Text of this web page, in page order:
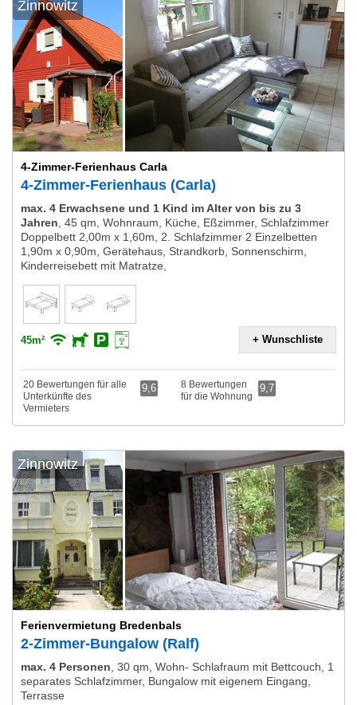
Zinnowitz
4-Zimmer-Ferienhaus Carla
4-Zimmer-Ferienhaus (Carla)
max. 4 Erwachsene und 1 Kind im Alter von bis zu 3
Jahren 45 qm, Wohnraum, Küche, Eßzimmer, Schlafzimmer
Doppelbett 2,00m x 1,60m, 2. Schlafzimmer 2 Einzelbetten
1,90m x 0,90m, Gerätehaus, Strandkorb, Sonnenschirm,
Kinderreisebett mit Matratze,
45m² + Wunschliste
20 Bewertungen für alle
Unterkünfte des
Vermieters
9,6
8 Bewertungen
für die Wohnung
9,7
Zinnowitz
Ferienvermietung Bredenbals
2-Zimmer-Bungalow (Ralf)
max. 4 Personen 30 qm, Wohn- Schlafraum mit Bettcouch, 1
separates Schlafzimmer, Bungalow mit eigenem Eingang,
Terrasse